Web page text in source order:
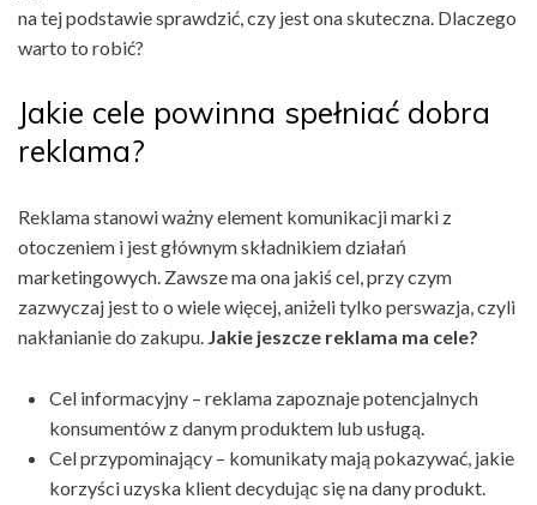
na tej podstawie sprawdzić, czy jest ona skuteczna. Dlaczego
warto to robić?
Jakie cele powinna spełniać dobra
reklama?
Reklama stanowi ważny element komunikacji marki z
otoczeniem i jest głównym składnikiem działań
marketingowych. Zawsze ma ona jakiś cel, przy czym
zazwyczaj jest to o wiele więcej, aniżeli tylko perswazja, czyli
nakłanianie do zakupu. Jakie jeszcze reklama ma cele?
Cel informacyjny – reklama zapoznaje potencjalnych
konsumentów z danym produktem lub usługą.
Cel przypominający – komunikaty mają pokazywać, jakie
korzyści uzyska klient decydując się na dany produkt.